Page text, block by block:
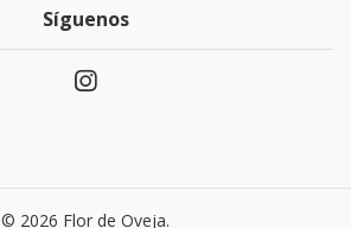
Síguenos
© 2026 Flor de Oveja.